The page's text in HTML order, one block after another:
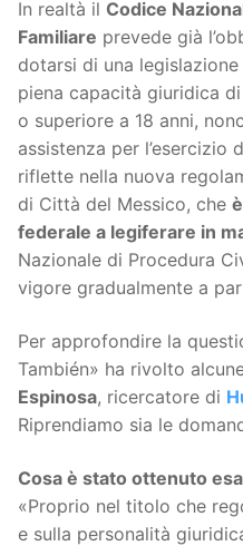
In realtà il Codice
Familiare prevede già
dotarsi di una
piena capacità giuridica
o superiore a 18 anni,
assistenza per l’esercizio
riflette nella nuova
di Città del Messico, che
federale a legiferare in
Nazionale di Procedura
vigore gradualmente a
Per approfondire la
También» ha rivolto
Espinosa, ricercatore di
Riprendiamo sia le
Cosa è stato ottenuto
«Proprio nel titolo che
e sulla personalità